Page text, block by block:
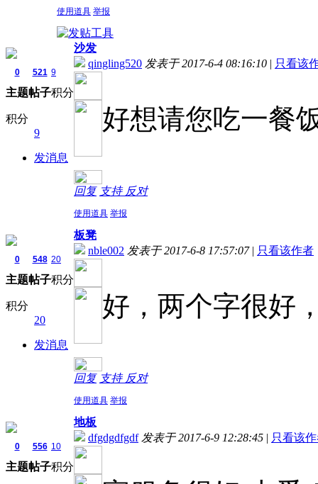
使用道具 举报
0
主题
521
帖子
9
积分
积分
9
发消息
沙发
qingling520 发表于 2017-6-4 08:16:10 | 只看该
好想请您吃一餐
回复 支持 反对
使用道具 举报
0
主题
548
帖子
20
积分
积分
20
发消息
板凳
nble002 发表于 2017-6-8 17:57:07 | 只看该作者
好，两个字很好
回复 支持 反对
使用道具 举报
0
主题
556
帖子
10
积分
地板
dfgdgdfgdf 发表于 2017-6-9 12:28:45 | 只看该